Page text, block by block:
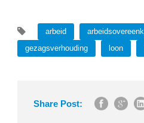
arbeid
gezagsverhouding
loon
Share Post: